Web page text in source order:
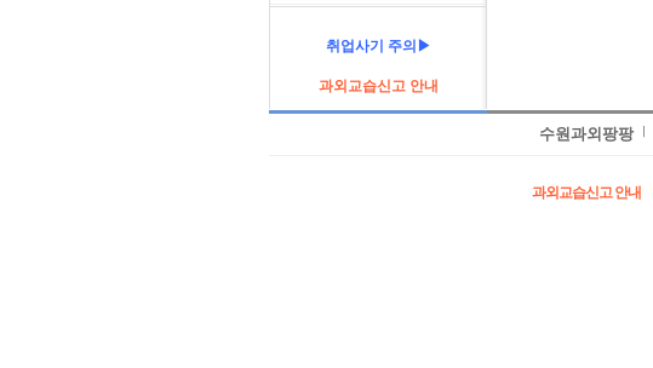
취업사기 주의▶
과외교습신고 안내
수원과외팡팡
과외교습신고 안내